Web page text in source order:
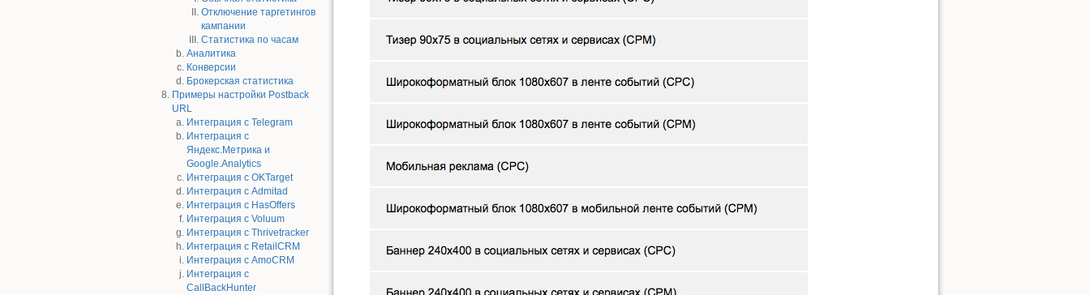
Отключение таргетингов
кампании
Статистика по часам
Аналитика
Конверсии
Брокерская статистика
Примеры настройки Postback
URL
Интеграция с Telegram
Интеграция с
Яндекс.Метрика и
Google.Analytics
Интеграция с OKTarget
Интеграция с Admitad
Интеграция с HasOffers
Интеграция с Voluum
Интеграция с Thrivetracker
Интеграция с RetailCRM
Интеграция с AmoCRM
Интеграция с
CallBackHunter